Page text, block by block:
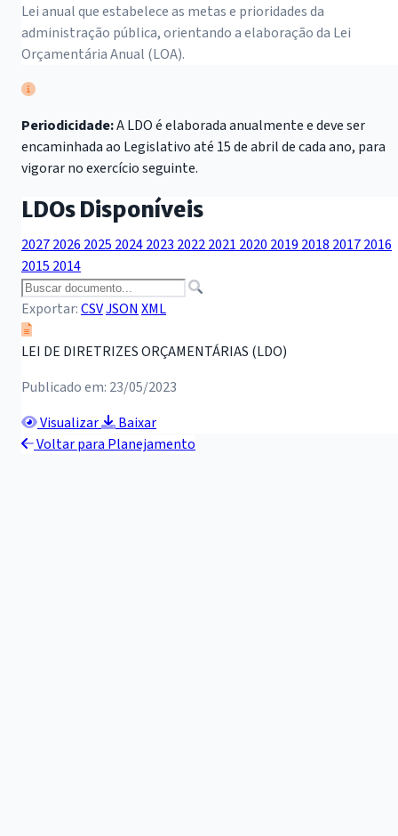
Lei anual que estabelece as metas e prioridades da
administração pública, orientando a elaboração da Lei
Orçamentária Anual (LOA).
Periodicidade:A LDO é elaborada anualmente e deve ser
encaminhada ao Legislativo até 15 de abril de cada ano, para
vigorar no exercício seguinte.
LDOs Disponíveis
20272026 2025 20242023 20222021 2020 2019 2018 20172016
2015 2014
Exportar:CSVJSON XML
LEI DE DIRETRIZES ORÇAMENTÁRIAS (LDO)
Publicado em: 23/05/2023
Visualizar
Baixar
Voltar para Planejamento